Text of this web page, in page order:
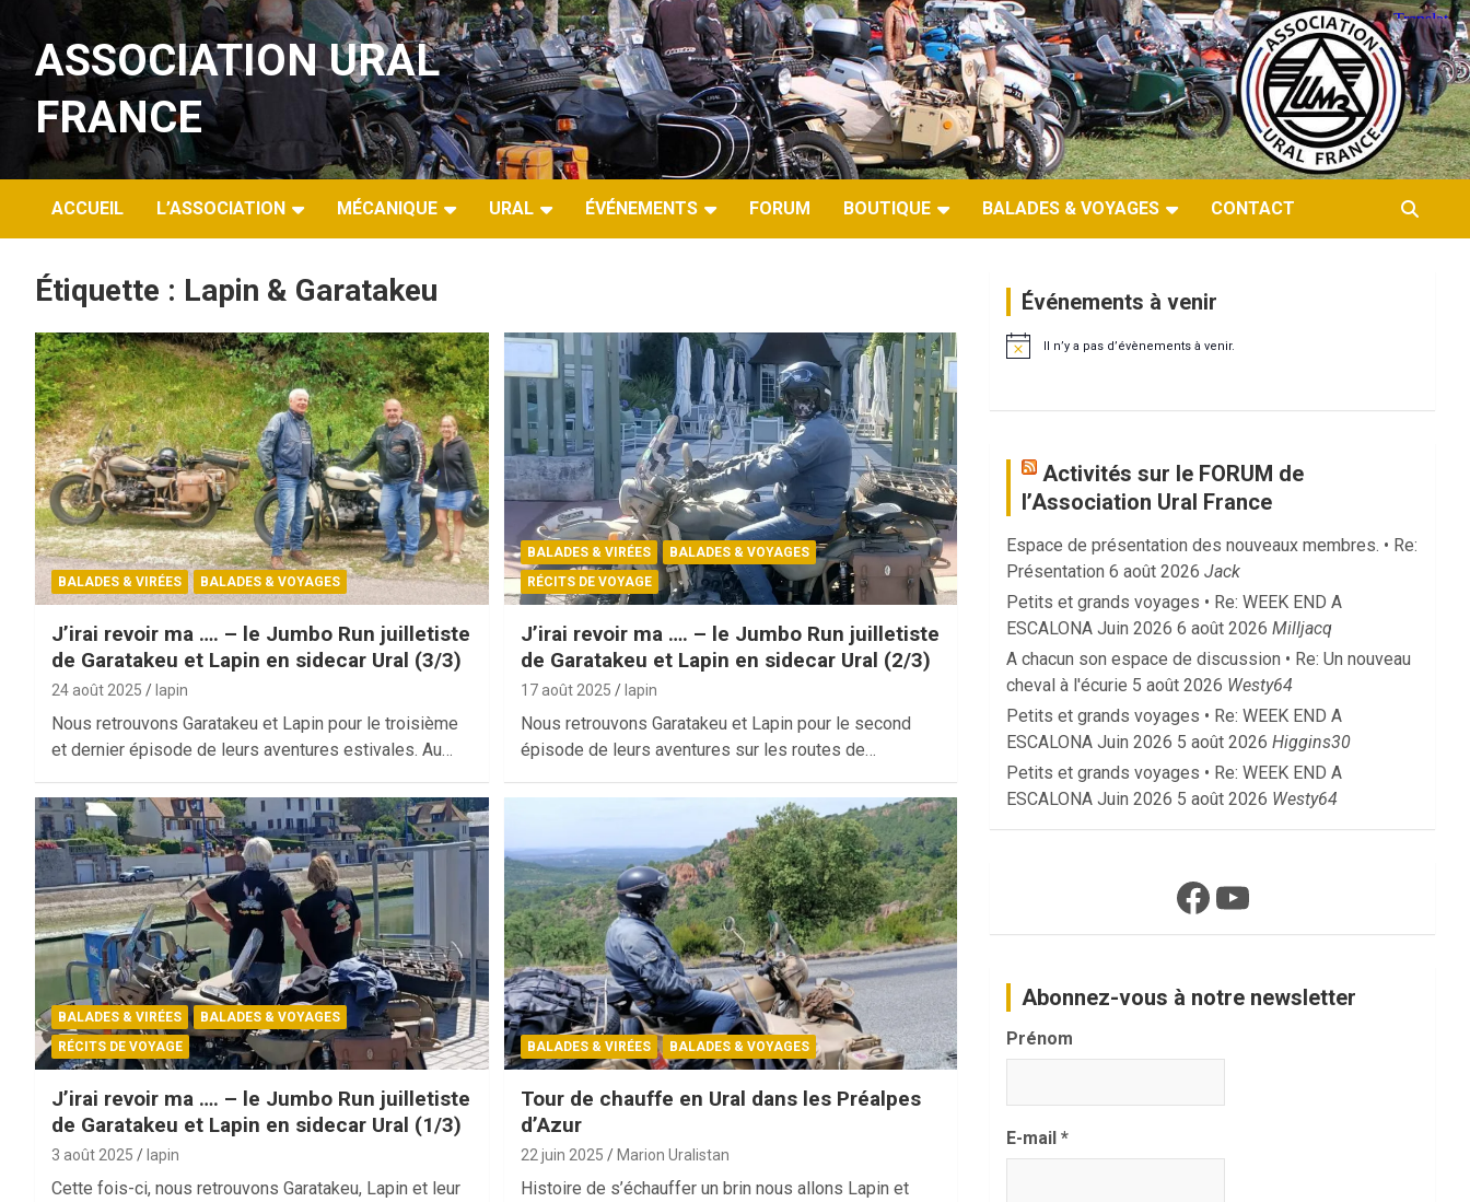
au
contenuASSOCIATION URAL
FRANCE
ACCUEIL L’ASSOCIATION MÉCANIQUE URAL ÉVÉNEMENTS FORUM BOUTIQUE BALADES & VOYAGES CONTACT
Étiquette : Lapin & Garatakeu
BALADES & VIRÉES BALADES & VOYAGES
J’irai revoir ma …. – le Jumbo Run juilletiste
de Garatakeu et Lapin en sidecar Ural (3/3)
24 août 2025 lapin
Nous retrouvons Garatakeu et Lapin pour le troisième
et dernier épisode de leurs aventures estivales. Au…
BALADES & VIRÉES
BALADES & VOYAGES
RÉCITS DE VOYAGE
J’irai revoir ma …. – le Jumbo Run juilletiste
de Garatakeu et Lapin en sidecar Ural (2/3)
17 août 2025 lapin
Nous retrouvons Garatakeu et Lapin pour le second
épisode de leurs aventures sur les routes de…
BALADES & VIRÉES
BALADES & VOYAGES
RÉCITS DE VOYAGE
J’irai revoir ma …. – le Jumbo Run juilletiste
de Garatakeu et Lapin en sidecar Ural (1/3)
3 août 2025 lapin
Cette fois-ci, nous retrouvons Garatakeu, Lapin et leur
BALADES & VIRÉES BALADES & VOYAGES
Tour de chauffe en Ural dans les Préalpes
d’Azur
22 juin 2025 Marion Uralistan
Histoire de s’échauffer un brin nous allons Lapin et
Événements à venir
N
Il n’y a pas d’évènements à venir.
Activités sur le FORUM de
l’Association Ural France
Espace de présentation des nouveaux membres. • Re:
Présentation 6 août 2026 Jack
Petits et grands voyages • Re: WEEK END A
ESCALONA Juin 2026 6 août 2026 Milljacq
A chacun son espace de discussion • Re: Un nouveau
cheval à l'écurie 5 août 2026 Westy64
Petits et grands voyages • Re: WEEK END A
ESCALONA Juin 2026 5 août 2026 Higgins30
Petits et grands voyages • Re: WEEK END A
ESCALONA Juin 2026 5 août 2026 Westy64
Facebook
YouTube
Abonnez-vous à notre newsletter
Prénom
E-mail*